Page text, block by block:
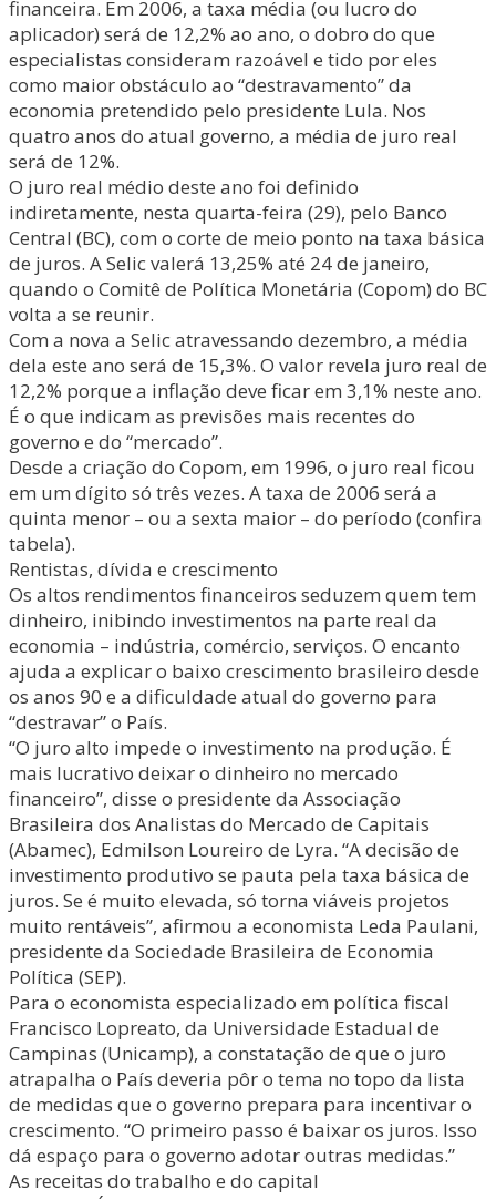
financeira. Em 2006, a taxa média (ou lucro do
aplicador) será de 12,2% ao ano, o dobro do que
especialistas consideram razoável e tido por eles
como maior obstáculo ao “destravamento” da
economia pretendido pelo presidente Lula. Nos
quatro anos do atual governo, a média de juro real
será de 12%.
O juro real médio deste ano foi definido
indiretamente, nesta quarta-feira (29), pelo Banco
Central (BC), com o corte de meio ponto na taxa básica
de juros. A Selic valerá 13,25% até 24 de janeiro,
quando o Comitê de Política Monetária (Copom) do BC
volta a se reunir.
Com a nova a Selic atravessando dezembro, a média
dela este ano será de 15,3%. O valor revela juro real de
12,2% porque a inflação deve ficar em 3,1% neste ano.
É o que indicam as previsões mais recentes do
governo e do “mercado”.
Desde a criação do Copom, em 1996, o juro real ficou
em um dígito só três vezes. A taxa de 2006 será a
quinta menor – ou a sexta maior – do período (confira
tabela).
Rentistas, dívida e crescimento
Os altos rendimentos financeiros seduzem quem tem
dinheiro, inibindo investimentos na parte real da
economia – indústria, comércio, serviços. O encanto
ajuda a explicar o baixo crescimento brasileiro desde
os anos 90 e a dificuldade atual do governo para
“destravar” o País.
“O juro alto impede o investimento na produção. É
mais lucrativo deixar o dinheiro no mercado
financeiro”, disse o presidente da Associação
Brasileira dos Analistas do Mercado de Capitais
(Abamec), Edmilson Loureiro de Lyra. “A decisão de
investimento produtivo se pauta pela taxa básica de
juros. Se é muito elevada, só torna viáveis projetos
muito rentáveis”, afirmou a economista Leda Paulani,
presidente da Sociedade Brasileira de Economia
Política (SEP).
Para o economista especializado em política fiscal
Francisco Lopreato, da Universidade Estadual de
Campinas (Unicamp), a constatação de que o juro
atrapalha o País deveria pôr o tema no topo da lista
de medidas que o governo prepara para incentivar o
crescimento. “O primeiro passo é baixar os juros. Isso
dá espaço para o governo adotar outras medidas.”
As receitas do trabalho e do capital